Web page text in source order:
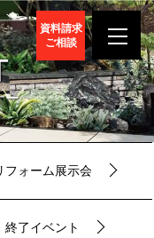
資料請求
ご相談
ー
フォーム展示会
終了イベント